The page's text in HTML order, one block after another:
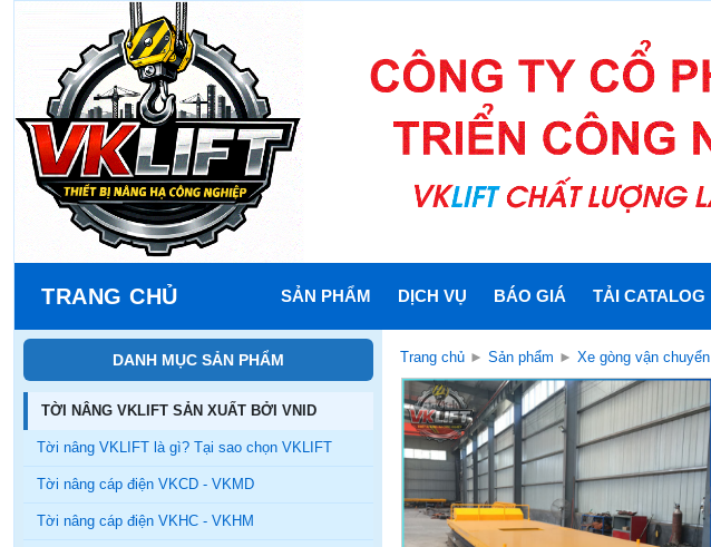
TRANG CHỦ SẢN PHẨM DỊCH VỤ BÁO GIÁ TẢI CATALOG
DANH MỤC SẢN PHẨM
TỜI NÂNG VKLIFT SẢN XUẤT BỞI VNID
Tời nâng VKLIFT là gì? Tại sao chọn VKLIFT
Tời nâng cáp điện VKCD - VKMD
Tời nâng cáp điện VKHC - VKHM
Trang chủ ► Sản phẩm ► Xe gòng vận chuyển